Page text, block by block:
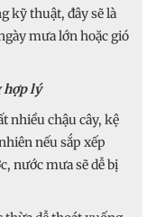
kỹ thuật, đây sẽ là
mưa lớn hoặc gió
hợp lý
nhiều chậu cây, kệ
nếu sắp xếp
nước mưa sẽ dễ bị